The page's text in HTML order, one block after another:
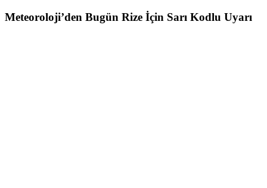
Meteoroloji’den Bugün Rize İçin Sarı Kodlu Uyarı